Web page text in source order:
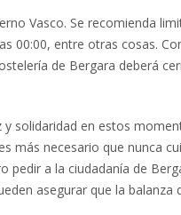
Vasco. Se recomienda
00:00, entre otras cosas.
de Bergara deberá
solidaridad en estos
más necesario que nunca
pedir a la ciudadanía de
asegurar que la balanza